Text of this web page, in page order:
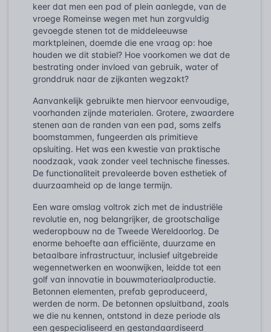
keer dat men een pad of plein aanlegde, van de
vroege Romeinse wegen met hun zorgvuldig
gevoegde stenen tot de middeleeuwse
marktpleinen, doemde die ene vraag op: hoe
houden we dit stabiel? Hoe voorkomen we dat de
bestrating onder invloed van gebruik, water of
gronddruk naar de zijkanten wegzakt?
Aanvankelijk gebruikte men hiervoor eenvoudige,
voorhanden zijnde materialen. Grotere, zwaardere
stenen aan de randen van een pad, soms zelfs
boomstammen, fungeerden als primitieve
opsluiting. Het was een kwestie van praktische
noodzaak, vaak zonder veel technische finesses.
De functionaliteit prevaleerde boven esthetiek of
duurzaamheid op de lange termijn.
Een ware omslag voltrok zich met de industriële
revolutie en, nog belangrijker, de grootschalige
wederopbouw na de Tweede Wereldoorlog. De
enorme behoefte aan efficiënte, duurzame en
betaalbare infrastructuur, inclusief uitgebreide
wegennetwerken en woonwijken, leidde tot een
golf van innovatie in bouwmateriaalproductie.
Betonnen elementen, prefab geproduceerd,
werden de norm. De betonnen opsluitband, zoals
we die nu kennen, ontstond in deze periode als
een gespecialiseerd en gestandaardiseerd